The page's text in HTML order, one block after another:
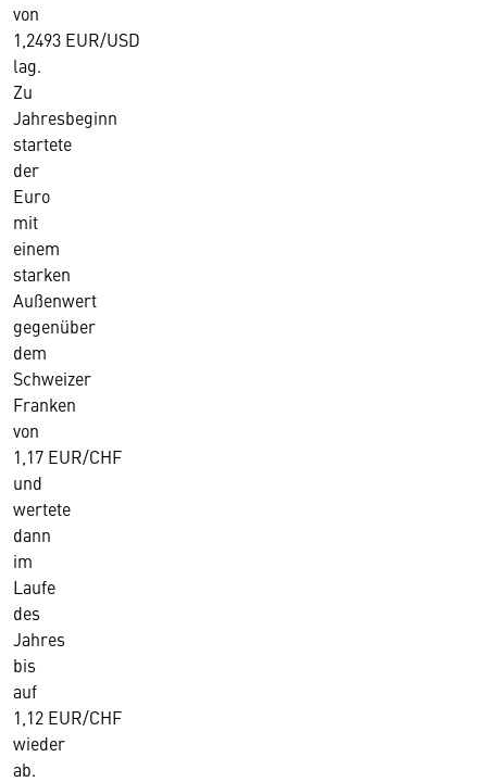
von
1,2493 EUR/USD
lag.
Zu
Jahresbeginn
startete
der
Euro
mit
einem
starken
Außenwert
gegenüber
dem
Schweizer
Franken
von
1,17 EUR/CHF
und
wertete
dann
im
Laufe
des
Jahres
bis
auf
1,12 EUR/CHF
wieder
ab.